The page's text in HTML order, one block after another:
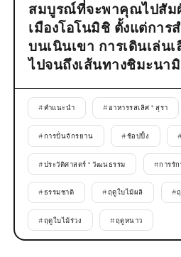
สมบูรณ์ที่จะพาคุณไปสัม
เมืองโอโนมิชิ ตั้งแต่การ
บนเนินเขา การเดินเล่น
ไปจนถึงเส้นทางชิมะนา
#คำแนะนำ # อาหารรสเลิศ * สุรา
#การปั่นจักรยาน #ช้อปปิ้ง #
#ประวัติศาสตร์ * วัฒนธรรม #การรัก
#ธรรมชาติ #ฤดูใบไม้ผลิ #
#ฤดูใบไม้ร่วง #ฤดูหนาว